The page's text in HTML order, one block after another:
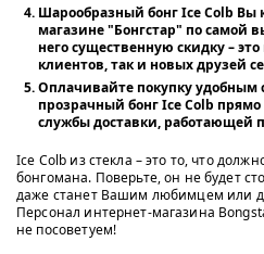
Шарообразный бонг Ice Colb Вы
магазине "Бонгстар" по самой
него существенную скидку –
клиентов, так и новых друзей
Оплачивайте покупку удобным
прозрачный бонг Ice Colb
службы доставки, работающей
Ice Colb из стекла – это то, что
бонгомана. Поверьте, он не будет
даже станет Вашим любимцем или
Персонал интернет-магазина
не посоветуем!